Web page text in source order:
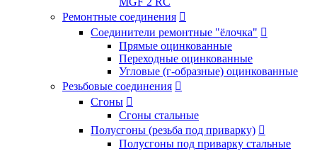
Ремонтные соединения 
Соединители ремонтные "ёлочка" 
Прямые оцинкованные
Переходные оцинкованные
Угловые (г-образные) оцинкованные
Резьбовые соединения 
Сгоны 
Сгоны стальные
Полусгоны (резьба под приварку) 
Полусгоны под приварку стальные